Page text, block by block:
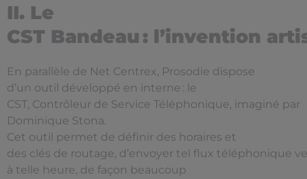
II. Le
CST Bandeau : l’invention
En parallèle de Net Centrex, Prosodie dispose
d’un outil développé en interne : le
CST, Contrôleur de Service Téléphonique, imaginé par
Dominique Stona.
Cet outil permet de définir des horaires et
des clés de routage, d’envoyer tel flux téléphonique
à telle heure, de façon beaucoup